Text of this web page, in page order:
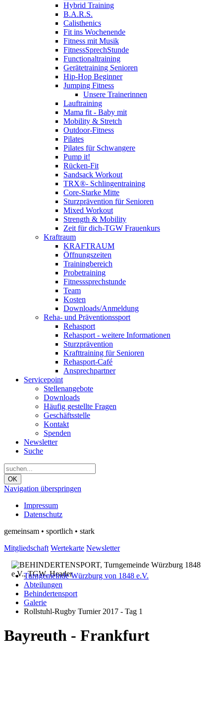
Hybrid Training
B.A.R.S.
Calisthenics
Fit ins Wochenende
Fitness mit Musik
FitnessSprechStunde
Functionaltraining
Gerätetraining Senioren
Hip-Hop Beginner
Jumping Fitness
Unsere Trainerinnen
Lauftraining
Mama fit - Baby mit
Mobility & Stretch
Outdoor-Fitness
Pilates
Pilates für Schwangere
Pump it!
Rücken-Fit
Sandsack Workout
TRX®- Schlingentraining
Core-Starke Mitte
Sturzprävention für Senioren
Mixed Workout
Strength & Mobility
Zeit für dich-TGW Frauenkurs
Kraftraum
KRAFTRAUM
Öffnungszeiten
Trainingbereich
Probetraining
Fitnesssprechstunde
Team
Kosten
Downloads/Anmeldung
Reha- und Präventionssport
Rehasport
Rehasport - weitere Informationen
Sturzprävention
Krafttraining für Senioren
Rehasport-Café
Ansprechpartner
Servicepoint
Stellenangebote
Downloads
Häufig gestellte Fragen
Geschäftsstelle
Kontakt
Spenden
Newsletter
Suche
OK
Navigation überspringen
Impressum
Datenschutz
gemeinsam • sportlich • stark
Mitgliedschaft Wertekarte Newsletter
Turngemeinde Würzburg von 1848 e.V.
Abteilungen
Behindertensport
Galerie
Rollstuhl-Rugby Turnier 2017 - Tag 1
Bayreuth - Frankfurt